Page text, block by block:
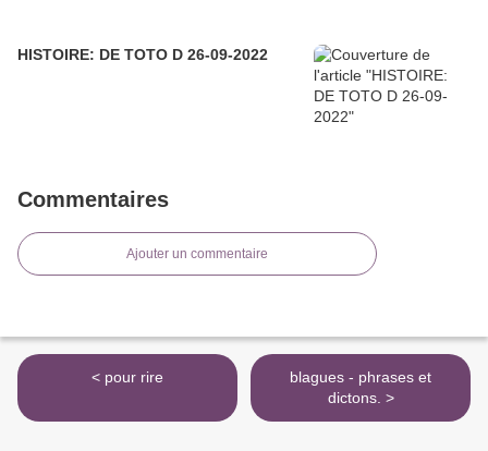
HISTOIRE: DE TOTO D 26-09-2022
Commentaires
Ajouter un commentaire
< pour rire
blagues - phrases et
dictons. >